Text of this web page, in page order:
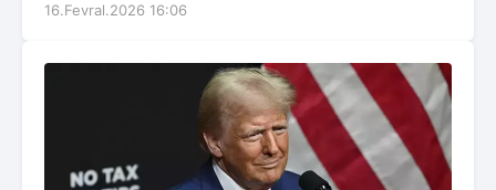
16.Fevral.2026 16:06